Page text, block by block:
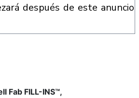
después de este anuncio
Fab FILL-INS™,